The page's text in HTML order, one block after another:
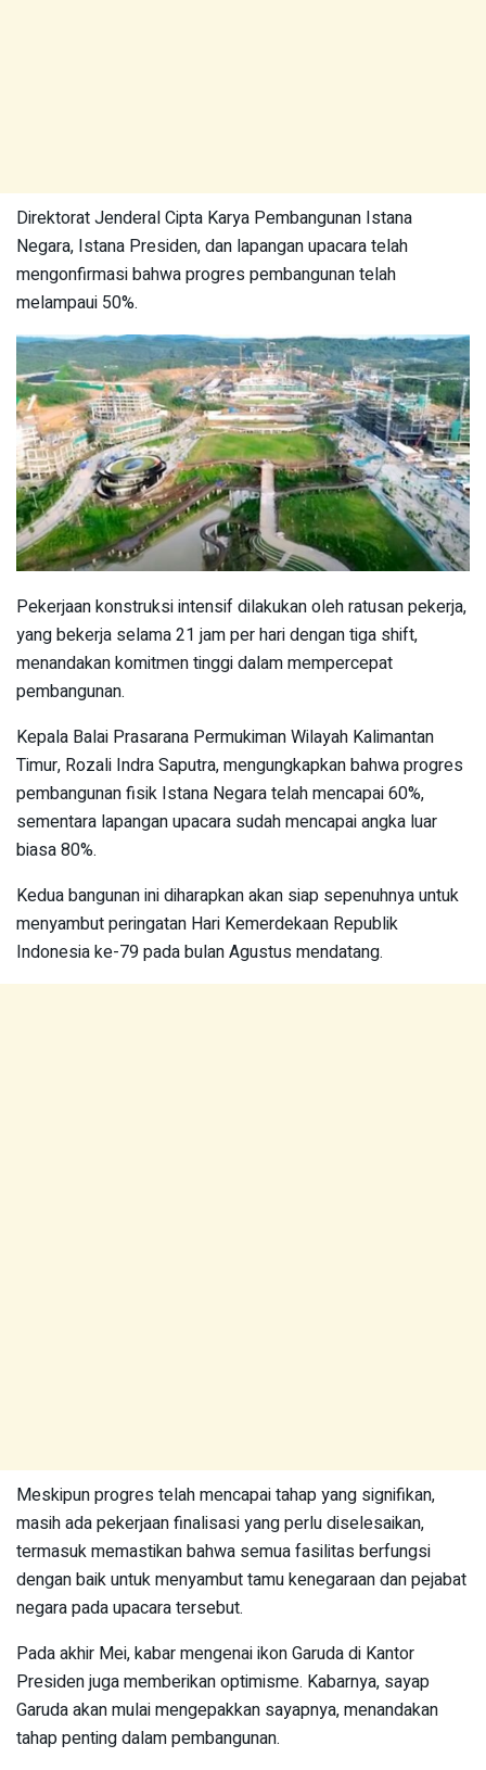
Direktorat Jenderal Cipta Karya Pembangunan Istana
Negara, Istana Presiden, dan lapangan upacara telah
mengonfirmasi bahwa progres pembangunan telah
melampaui 50%.
Pekerjaan konstruksi intensif dilakukan oleh ratusan pekerja,
yang bekerja selama 21 jam per hari dengan tiga shift,
menandakan komitmen tinggi dalam mempercepat
pembangunan.
Kepala Balai Prasarana Permukiman Wilayah Kalimantan
Timur, Rozali Indra Saputra, mengungkapkan bahwa progres
pembangunan fisik Istana Negara telah mencapai 60%,
sementara lapangan upacara sudah mencapai angka luar
biasa 80%.
Kedua bangunan ini diharapkan akan siap sepenuhnya untuk
menyambut peringatan Hari Kemerdekaan Republik
Indonesia ke-79 pada bulan Agustus mendatang.
Meskipun progres telah mencapai tahap yang signifikan,
masih ada pekerjaan finalisasi yang perlu diselesaikan,
termasuk memastikan bahwa semua fasilitas berfungsi
dengan baik untuk menyambut tamu kenegaraan dan pejabat
negara pada upacara tersebut.
Pada akhir Mei, kabar mengenai ikon Garuda di Kantor
Presiden juga memberikan optimisme. Kabarnya, sayap
Garuda akan mulai mengepakkan sayapnya, menandakan
tahap penting dalam pembangunan.